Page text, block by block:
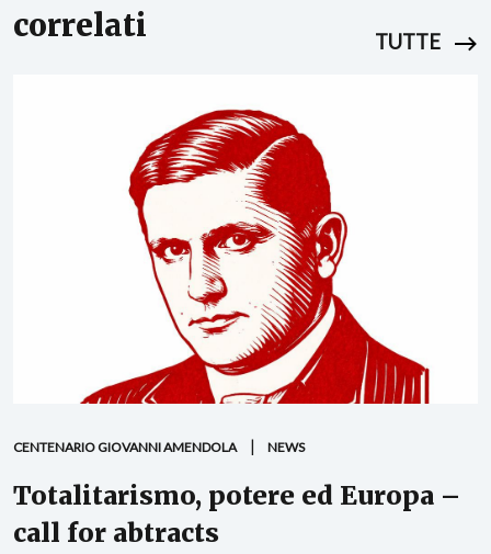
correlati
TUTTE
CENTENARIO GIOVANNI AMENDOLA NEWS
Totalitarismo, potere ed Europa –
call for abtracts